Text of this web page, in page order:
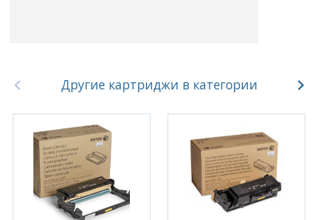
Другие картриджи в категории